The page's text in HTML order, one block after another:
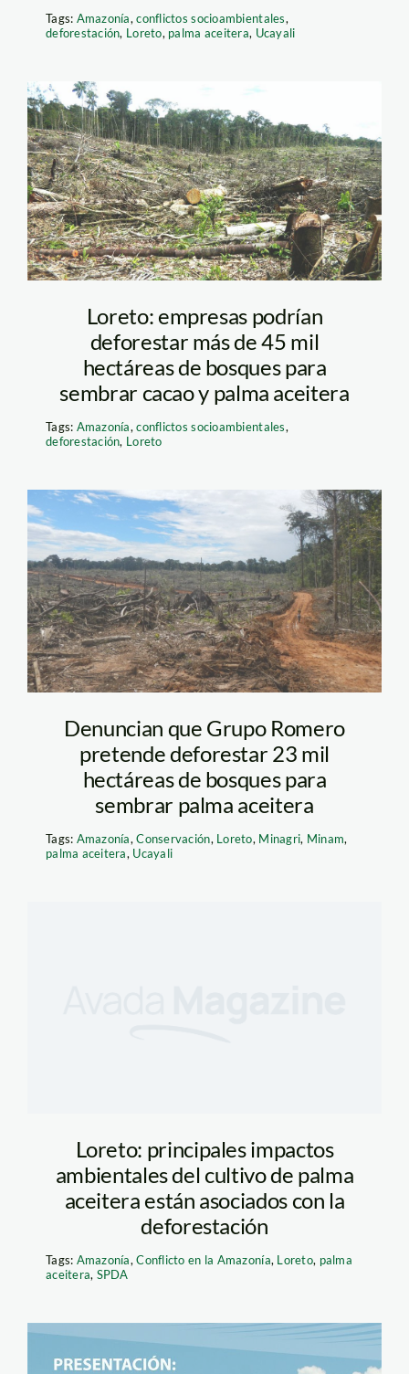
Tags: Amazonía,conflictos socioambientales,
deforestación, Loreto, palma aceitera, Ucayali
Tamshiyacu-
deforestado
Loreto: empresas podrían
deforestar más de 45 mil
hectáreas de bosques para
sembrar cacao y palma aceitera
Tags: Amazonía,conflictos socioambientales,
deforestación, Loreto
Denuncian que Grupo Romero
pretende deforestar 23 mil
hectáreas de bosques para
sembrar palma aceitera
Tags: Amazonía,Conservación, Loreto, Minagri, Minam,
palma aceitera, Ucayali
Loreto: principales impactos
ambientales del cultivo de palma
aceitera están asociados con la
deforestación
Tags: Amazonía,Conflicto en la Amazonía, Loreto, palma
aceitera, SPDA